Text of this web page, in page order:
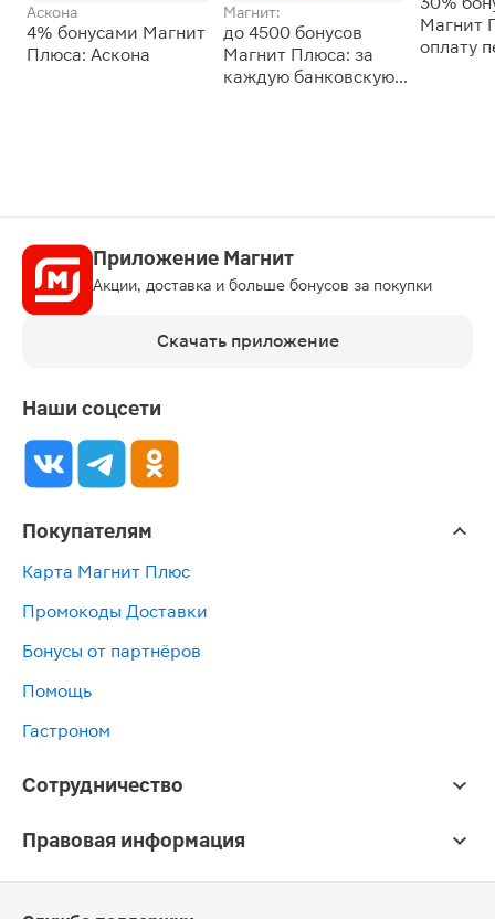
Аскона
4% бонусами Магнит
Плюса: Аскона
Магнит:
до 4500 бонусов
Магнит Плюса: за
каждую банковскую
Магнит
оплату
Приложение Магнит
Акции, доставка и больше бонусов за покупки
Скачать приложение
Наши соцсети
Покупателям
Карта Магнит Плюс
Промокоды Доставки
Бонусы от партнёров
Помощь
Гастроном
Сотрудничество
Правовая информация